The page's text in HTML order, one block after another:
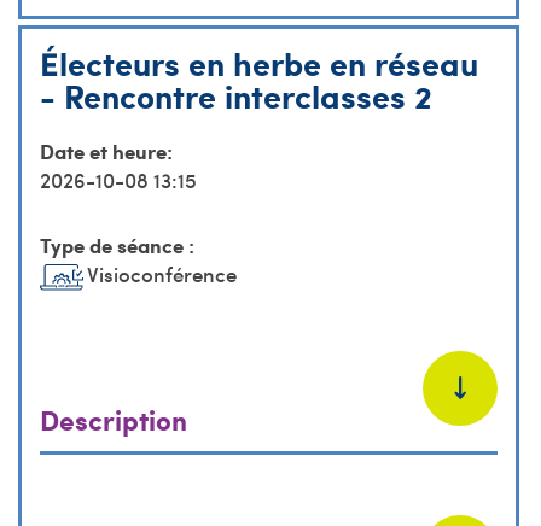
Électeurs en herbe en réseau
- Rencontre interclasses 2
Date et heure:
2026-10-08 13:15
Type de séance :
Visioconférence
Description